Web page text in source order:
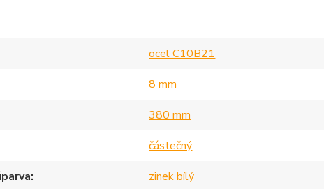
ocel C10B21
8 mm
380 mm
částečný
zinek bílý